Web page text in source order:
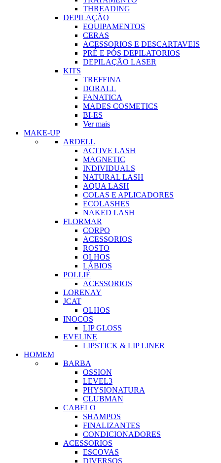
THREADING
DEPILAÇÃO
EQUIPAMENTOS
CERAS
ACESSORIOS E DESCARTAVEIS
PRÉ E PÓS DEPILATORIOS
DEPILAÇÃO LASER
KITS
TREFFINA
DORALL
FANATICA
MADES COSMETICS
BI-ES
Ver mais
MAKE-UP
ARDELL
ACTIVE LASH
MAGNETIC
INDIVIDUALS
NATURAL LASH
AQUA LASH
COLAS E APLICADORES
ECOLASHES
NAKED LASH
FLORMAR
CORPO
ACESSORIOS
ROSTO
OLHOS
LÁBIOS
POLLIÉ
ACESSORIOS
LORENAY
JCAT
OLHOS
INOCOS
LIP GLOSS
EVELINE
LIPSTICK & LIP LINER
HOMEM
BARBA
OSSION
LEVEL3
PHYSIONATURA
CLUBMAN
CABELO
SHAMPOS
FINALIZANTES
CONDICIONADORES
ACESSORIOS
ESCOVAS
DIVERSOS